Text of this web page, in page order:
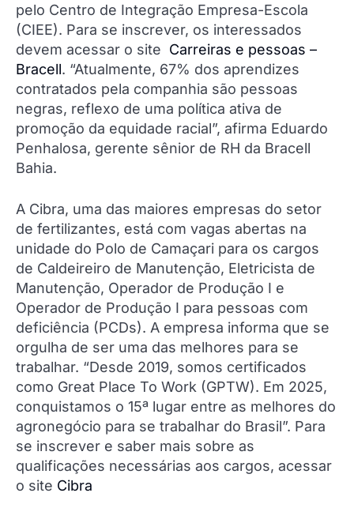
pelo Centro de Integração Empresa-Escola
(CIEE). Para se inscrever, os interessados
devem acessar o site Carreiras e pessoas –
Bracell. “Atualmente, 67% dos aprendizes
contratados pela companhia são pessoas
negras, reflexo de uma política ativa de
promoção da equidade racial”, afirma Eduardo
Penhalosa, gerente sênior de RH da Bracell
Bahia.
A Cibra, uma das maiores empresas do setor
de fertilizantes, está com vagas abertas na
unidade do Polo de Camaçari para os cargos
de Caldeireiro de Manutenção, Eletricista de
Manutenção, Operador de Produção I e
Operador de Produção I para pessoas com
deficiência (PCDs). A empresa informa que se
orgulha de ser uma das melhores para se
trabalhar. “Desde 2019, somos certificados
como Great Place To Work (GPTW). Em 2025,
conquistamos o 15ª lugar entre as melhores do
agronegócio para se trabalhar do Brasil”. Para
se inscrever e saber mais sobre as
qualificações necessárias aos cargos, acessar
o site Cibra